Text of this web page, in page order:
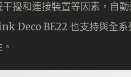
擾和連接裝置等因素，自
Deco BE22 也支持與全系